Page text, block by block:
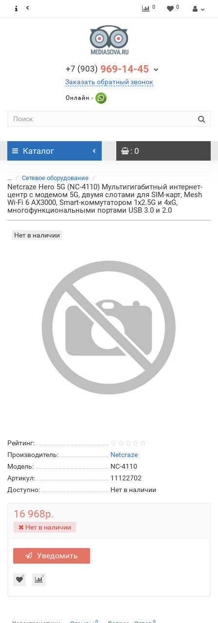
0 0
+7 (903) 969-14-45
Заказать обратный звонок
Онлайн -
Каталог : 0
... Сетевое оборудование
Netcraze Hero 5G (NC-4110) Мультигигабитный интернет-
центр с модемом 5G, двумя слотами для SIM-карт, Mesh
Wi-Fi 6 AX3000, Smart-коммутатором 1x2.5G и 4xG,
многофункциональными портами USB 3.0 и 2.0
Нет в наличии
Рейтинг:
Производитель:
Netcraze
Модель:
NC-4110
Артикул:
11122702
Доступно:
Нет в наличии
16 968р.
Нет в наличии
Уведомить
0 0